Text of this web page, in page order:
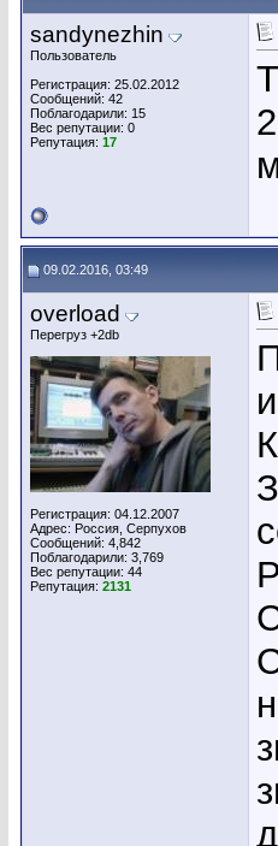
sandynezhin
Пользователь
Регистрация: 25.02.2012
Сообщений: 42
Поблагодарили: 15
Вес репутации: 0
Репутация: 17
09.02.2016, 03:49
overload
Перегруз +2db
Регистрация: 04.12.2007
Адрес: Россия, Серпухов
Сообщений: 4,842
Поблагодарили: 3,769
Вес репутации: 44
Репутация: 2131